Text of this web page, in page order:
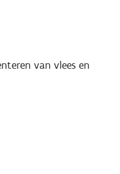
van vlees en